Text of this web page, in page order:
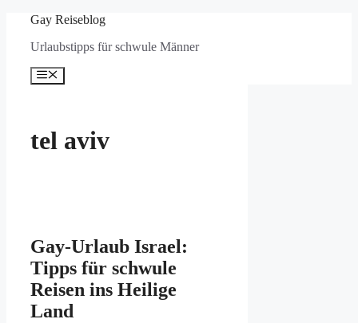
springen
Gay Reiseblog
Urlaubstipps für schwule Männer
Menü
tel aviv
Gay-Urlaub Israel:
Tipps für schwule
Reisen ins Heilige
Land